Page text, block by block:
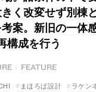
く改変せず別棟
案。新旧の一体
構成を行う
FEATURE
まほろば設計 ラケン